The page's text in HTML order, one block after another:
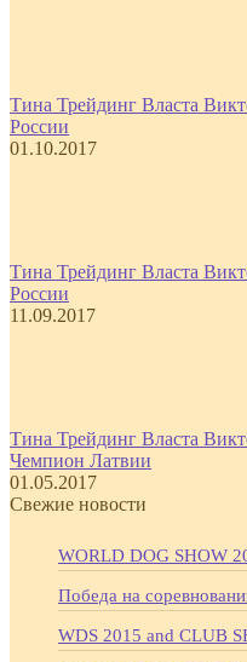
Тина Трейдинг Власта
России
01.10.2017
Тина Трейдинг Власта
России
11.09.2017
Тина Трейдинг Власта
Чемпион Латвии
01.05.2017
Свежие новости
WORLD DOG SHOW
Победа на
WDS 2015 and CLUB